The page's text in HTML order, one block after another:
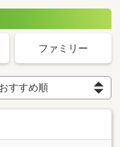
ファミリー